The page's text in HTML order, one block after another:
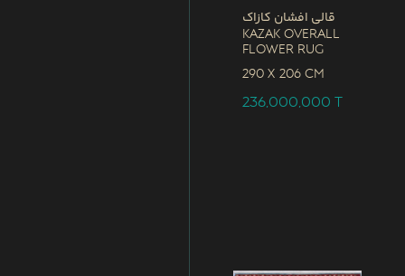
قالی افشان کازاک
Kazak Overall
Flower Rug
290 x 206 CM
236,000,000T